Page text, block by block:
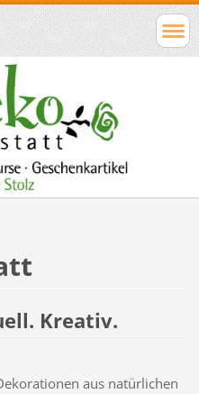
Kreativ.
aus natürlichen